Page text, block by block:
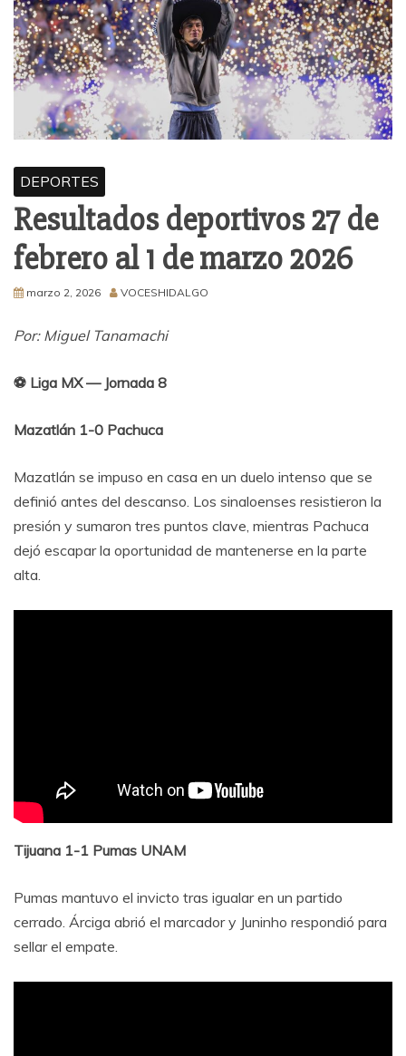
DEPORTES
Resultados deportivos 27 de
febrero al 1 de marzo 2026
marzo 2, 2026 VOCESHIDALGO
Por: Miguel Tanamachi
⚽ Liga MX — Jornada 8
Mazatlán 1-0 Pachuca
Mazatlán se impuso en casa en un duelo intenso que se
definió antes del descanso. Los sinaloenses resistieron la
presión y sumaron tres puntos clave, mientras Pachuca
dejó escapar la oportunidad de mantenerse en la parte
alta.
Tijuana 1-1 Pumas UNAM
Pumas mantuvo el invicto tras igualar en un partido
cerrado. Árciga abrió el marcador y Juninho respondió para
sellar el empate.